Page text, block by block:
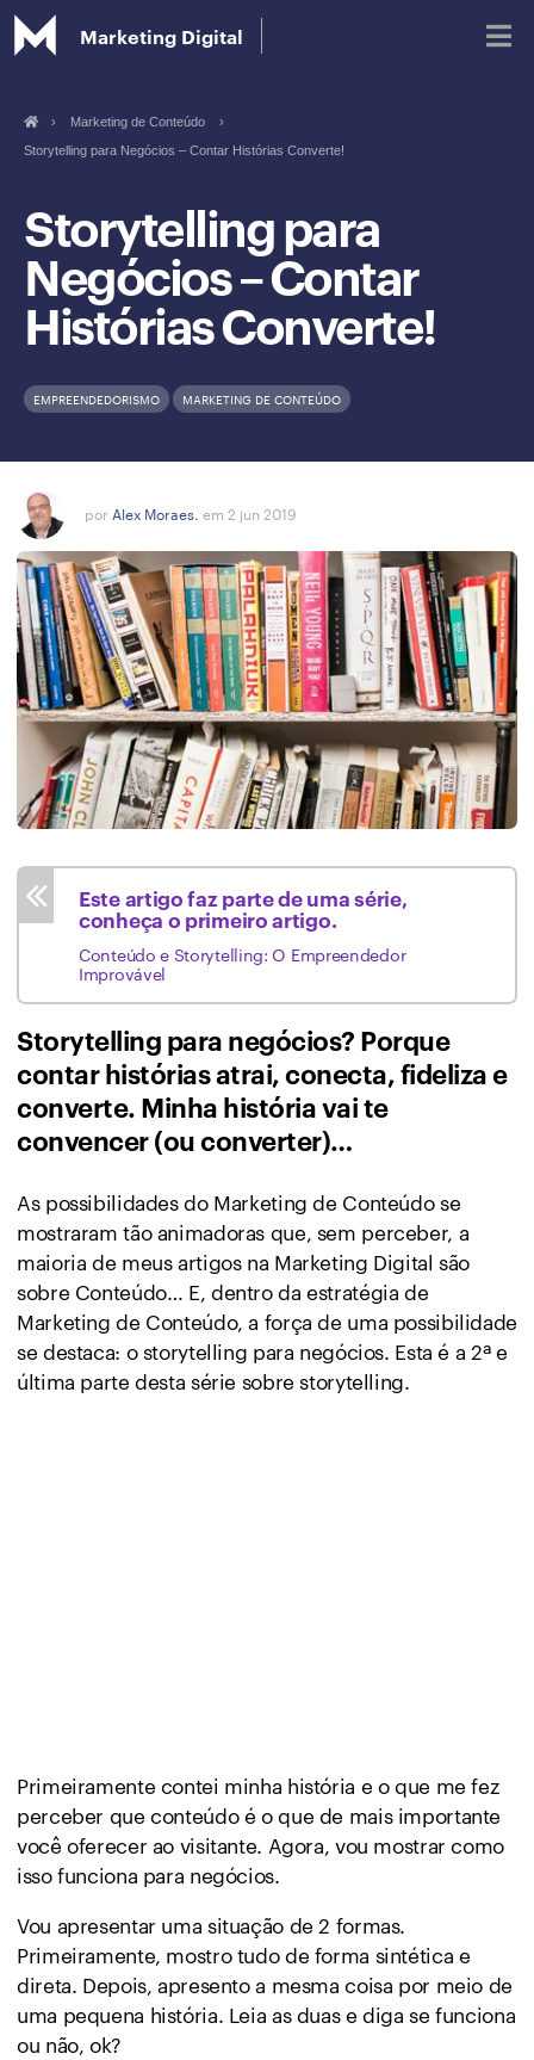
Marketing Digital
Glossário de Marketing Digital
› Marketing de Conteúdo
›
Storytelling para Negócios – Contar Histórias Converte!
Storytelling para
Negócios – Contar
Histórias Converte!
EMPREENDEDORISMO MARKETING DE CONTEÚDO
por Alex Moraes. em 2 jun 2019
Este artigo faz parte de uma série,
conheça o primeiro artigo.
Conteúdo e Storytelling: O Empreendedor
Improvável
Storytelling para negócios? Porque
contar histórias atrai, conecta, fideliza e
converte. Minha história vai te
convencer (ou converter)…
As possibilidades do Marketing de Conteúdo se
mostraram tão animadoras que, sem perceber, a
maioria de meus artigos na Marketing Digital são
sobre Conteúdo… E, dentro da estratégia de
Marketing de Conteúdo, a força de uma possibilidade
se destaca: o storytelling para negócios. Esta é a 2ª e
última parte desta série sobre storytelling.
Primeiramente contei minha história e o que me fez
perceber que conteúdo é o que de mais importante
você oferecer ao visitante. Agora, vou mostrar como
isso funciona para negócios.
Vou apresentar uma situação de 2 formas.
Primeiramente, mostro tudo de forma sintética e
direta. Depois, apresento a mesma coisa por meio de
uma pequena história. Leia as duas e diga se funciona
ou não, ok?